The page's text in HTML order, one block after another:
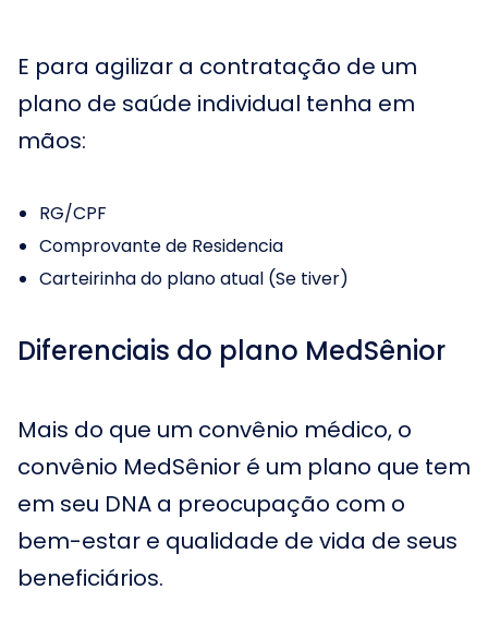
E para agilizar a contratação de um
plano de saúde individual tenha em
mãos:
RG/CPF
Comprovante de Residencia
Carteirinha do plano atual (Se tiver)
Diferenciais do plano MedSênior
Mais do que um convênio médico, o
convênio MedSênior é um plano que tem
em seu DNA a preocupação com o
bem-estar e qualidade de vida de seus
beneficiários.